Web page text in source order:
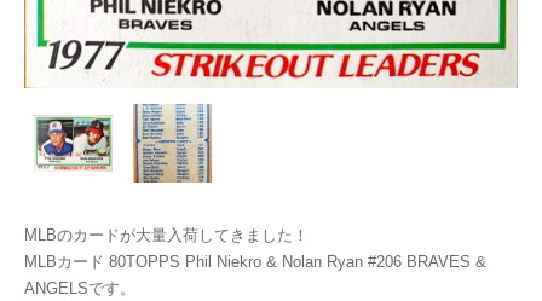
MLBのカードが大量入荷してきました！
MLBカード 80TOPPS Phil Niekro & Nolan Ryan #206 BRAVES &
ANGELSです。